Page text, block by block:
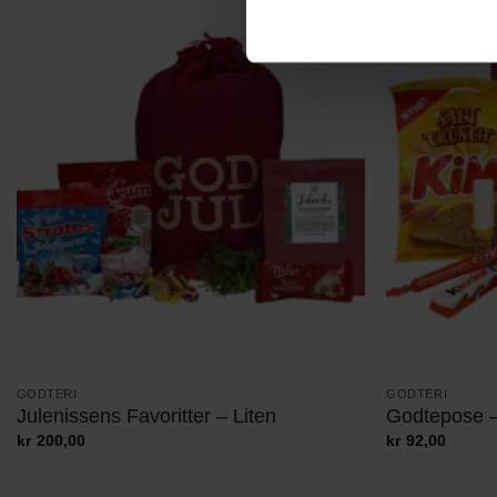
GODTERI
Julenissens Favoritter – Liten
kr 200,00
GODTERI
Godtepose
kr 92,00